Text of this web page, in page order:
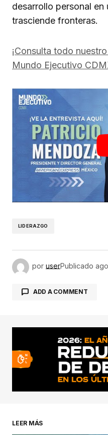
desarrollo personal en
trasciende fronteras.
¡Consulta todo
Mundo Ejecutivo
LIDERAZGO
por userPublicado
ADD A COMMENT
LEER MÁS